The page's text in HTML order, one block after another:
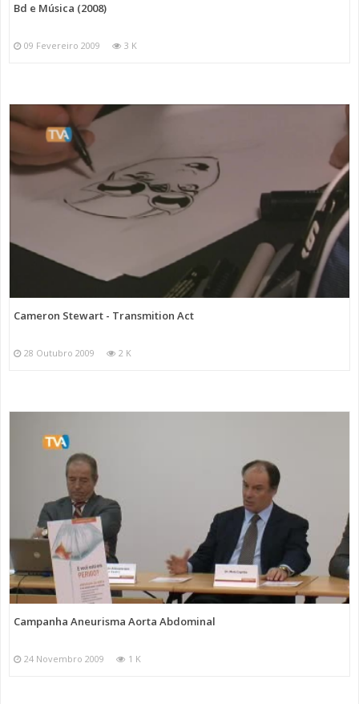
Bd e Música (2008)
09 Fevereiro 2009 3 K
Cameron Stewart - Transmition Act
28 Outubro 2009 2 K
Campanha Aneurisma Aorta Abdominal
24 Novembro 2009 1 K